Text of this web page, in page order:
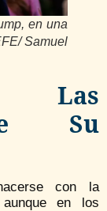
en una
Samuel
Las
Su
con la
aunque en los